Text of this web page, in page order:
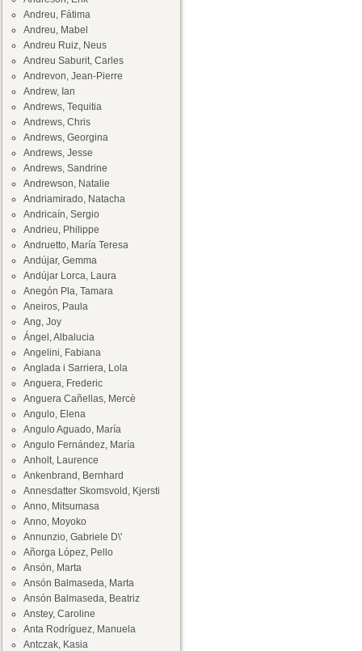
Andreu, Fátima
Andreu, Mabel
Andreu Ruiz, Neus
Andreu Saburit, Carles
Andrevon, Jean-Pierre
Andrew, Ian
Andrews, Tequitia
Andrews, Chris
Andrews, Georgina
Andrews, Jesse
Andrews, Sandrine
Andrewson, Natalie
Andriamirado, Natacha
Andricaín, Sergio
Andrieu, Philippe
Andruetto, María Teresa
Andújar, Gemma
Andújar Lorca, Laura
Anegón Pla, Tamara
Aneiros, Paula
Ang, Joy
Ángel, Albalucia
Angelini, Fabiana
Anglada i Sarriera, Lola
Anguera, Frederic
Anguera Cañellas, Mercè
Angulo, Elena
Angulo Aguado, María
Angulo Fernández, María
Anholt, Laurence
Ankenbrand, Bernhard
Annesdatter Skomsvold, Kjersti
Anno, Mitsumasa
Anno, Moyoko
Annunzio, Gabriele D\'
Añorga López, Pello
Ansón, Marta
Ansón Balmaseda, Marta
Ansón Balmaseda, Beatriz
Anstey, Caroline
Anta Rodríguez, Manuela
Antczak, Kasia